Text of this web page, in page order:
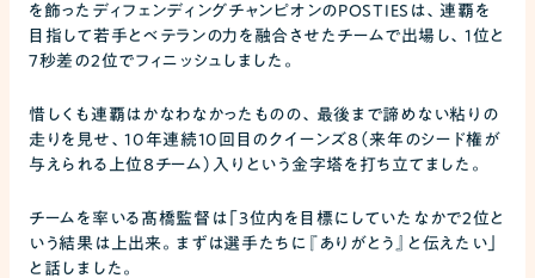
を飾ったディフェンディングチャンピオンのPOSTIESは、連覇を
目指して若手とベテランの力を融合させたチームで出場し、1位と
7秒差の2位でフィニッシュしました。
惜しくも連覇はかなわなかったものの、最後まで諦めない粘りの
走りを見せ、10年連続10回目のクイーンズ8（来年のシード権が
与えられる上位8チーム）入りという金字塔を打ち立てました。
チームを率いる髙橋監督は「3位内を目標にしていたなかで2位と
いう結果は上出来。まずは選手たちに『ありがとう』と伝えたい」
と話しました。